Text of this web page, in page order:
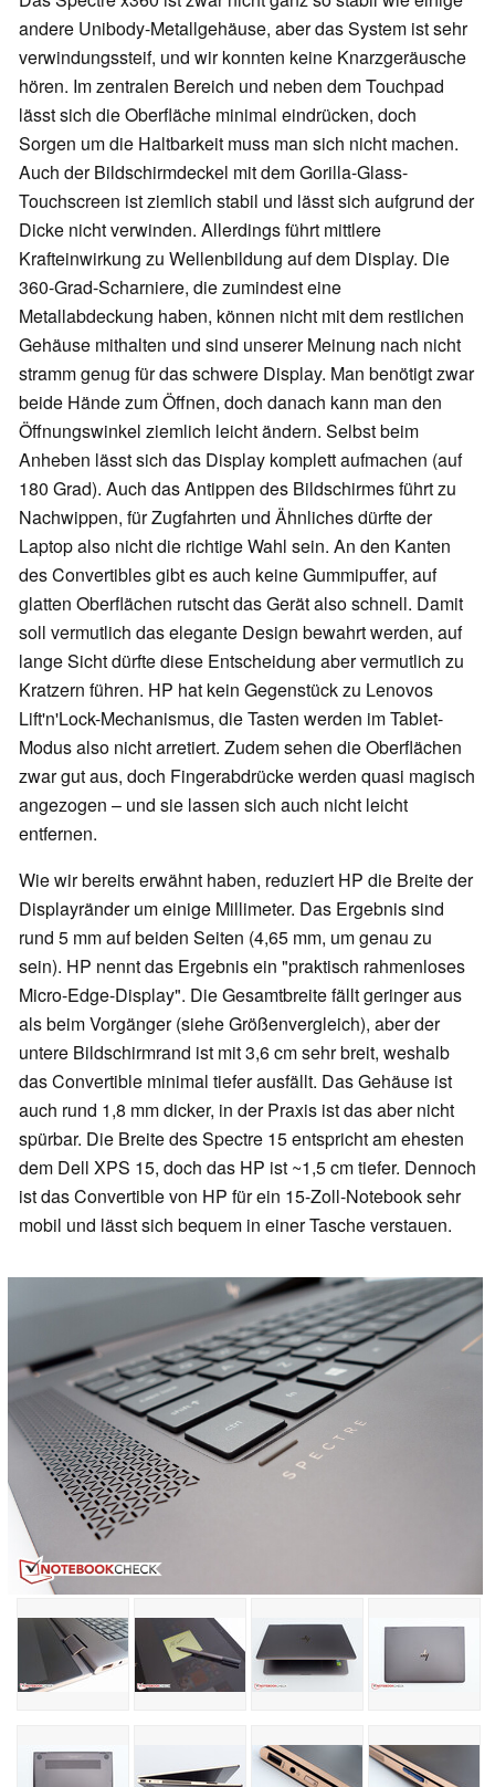
andere Unibody-Metallgehäuse, aber das System ist sehr
verwindungssteif, und wir konnten keine Knarzgeräusche
hören. Im zentralen Bereich und neben dem Touchpad
lässt sich die Oberfläche minimal eindrücken, doch
Sorgen um die Haltbarkeit muss man sich nicht machen.
Auch der Bildschirmdeckel mit dem Gorilla-Glass-
Touchscreen ist ziemlich stabil und lässt sich aufgrund der
Dicke nicht verwinden. Allerdings führt mittlere
Krafteinwirkung zu Wellenbildung auf dem Display. Die
360-Grad-Scharniere, die zumindest eine
Metallabdeckung haben, können nicht mit dem restlichen
Gehäuse mithalten und sind unserer Meinung nach nicht
stramm genug für das schwere Display. Man benötigt zwar
beide Hände zum Öffnen, doch danach kann man den
Öffnungswinkel ziemlich leicht ändern. Selbst beim
Anheben lässt sich das Display komplett aufmachen (auf
180 Grad). Auch das Antippen des Bildschirmes führt zu
Nachwippen, für Zugfahrten und Ähnliches dürfte der
Laptop also nicht die richtige Wahl sein. An den Kanten
des Convertibles gibt es auch keine Gummipuffer, auf
glatten Oberflächen rutscht das Gerät also schnell. Damit
soll vermutlich das elegante Design bewahrt werden, auf
lange Sicht dürfte diese Entscheidung aber vermutlich zu
Kratzern führen. HP hat kein Gegenstück zu Lenovos
Lift'n'Lock-Mechanismus, die Tasten werden im Tablet-
Modus also nicht arretiert. Zudem sehen die Oberflächen
zwar gut aus, doch Fingerabdrücke werden quasi magisch
angezogen – und sie lassen sich auch nicht leicht
entfernen.
Wie wir bereits erwähnt haben, reduziert HP die Breite der
Displayränder um einige Millimeter. Das Ergebnis sind
rund 5 mm auf beiden Seiten (4,65 mm, um genau zu
sein). HP nennt das Ergebnis ein "praktisch rahmenloses
Micro-Edge-Display". Die Gesamtbreite fällt geringer aus
als beim Vorgänger (siehe Größenvergleich), aber der
untere Bildschirmrand ist mit 3,6 cm sehr breit, weshalb
das Convertible minimal tiefer ausfällt. Das Gehäuse ist
auch rund 1,8 mm dicker, in der Praxis ist das aber nicht
spürbar. Die Breite des Spectre 15 entspricht am ehesten
dem Dell XPS 15, doch das HP ist ~1,5 cm tiefer. Dennoch
ist das Convertible von HP für ein 15-Zoll-Notebook sehr
mobil und lässt sich bequem in einer Tasche verstauen.